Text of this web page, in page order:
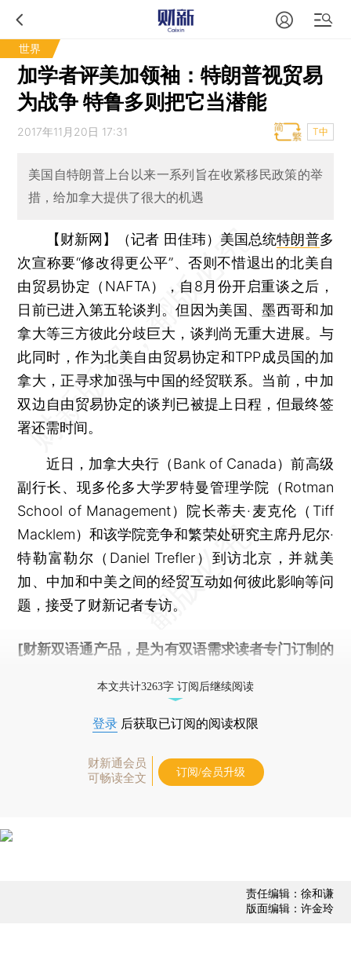
世界
加学者评美加领袖：特朗普视贸易
为战争 特鲁多则把它当潜能
2017年11月20日 17:31 T中
美国自特朗普上台以来一系列旨在收紧移民政策的举
措，给加拿大提供了很大的机遇
【财新网】（记者 田佳玮） 美国总统特朗普多
次宣称要“修改得更公平”、否则不惜退出的北美自
由贸易协定（NAFTA），自8月份开启重谈之后，
日前已进入第五轮谈判。但因为美国、墨西哥和加
拿大等三方彼此分歧巨大，谈判尚无重大进展。与
此同时，作为北美自由贸易协定和TPP成员国的加
拿大，正寻求加强与中国的经贸联系。当前，中加
双边自由贸易协定的谈判已被提上日程，但最终签
署还需时间。
近日，加拿大央行（Bank of Canada）前高级
副行长、现多伦多大学罗特曼管理学院（Rotman
School of Management）院长蒂夫·麦克伦（Tiff
Macklem）和该学院竞争和繁荣处研究主席丹尼尔·
特勒富勒尔（Daniel Trefler）到访北京，并就美
加、中加和中美之间的经贸互动如何彼此影响等问
题，接受了财新记者专访。
[财新双语通产品，是为有双语需求读者专门订制的
本文共计3263字 订阅后继续阅读
登录 后获取已订阅的阅读权限
财新通会员
可畅读全文
订阅/会员升级
责任编辑：徐和谦
版面编辑：许金玲